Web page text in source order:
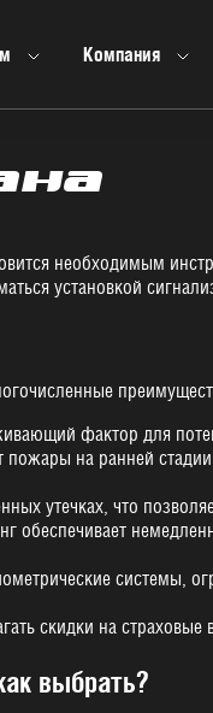
Компания
необходимым
установкой
фактор для
на ранней
утечках, что
системы,
скидки на страховые
выбрать?